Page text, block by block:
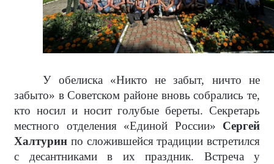
У обелиска «Никто не забыт, ничто не
забыто» в Советском районе вновь собрались те,
кто носил и носит голубые береты. Секретарь
местного отделения «Единой России» Сергей
Халтурин по сложившейся традиции встретился
с десантниками в их праздник. Встреча у